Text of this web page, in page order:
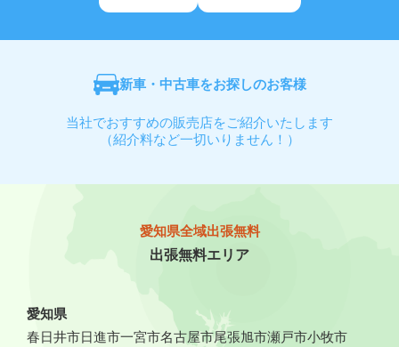
新車・中古車をお探しのお客様
当社でおすすめの販売店をご紹介いたします
（紹介料など一切いりません！）
愛知県全域出張無料
出張無料エリア
愛知県
春日井市日進市一宮市名古屋市尾張旭市瀬戸市小牧市